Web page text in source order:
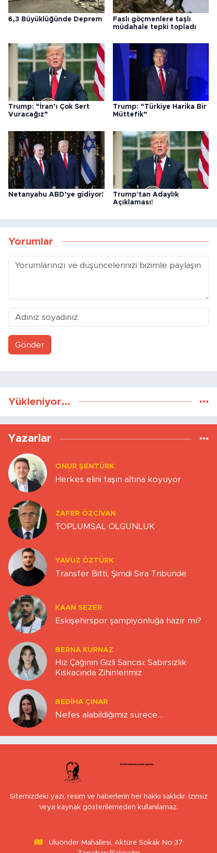
6,3 Büyüklüğünde Deprem
Faslı göçmenlere taşlı
müdahale tepki topladı
Trump: “İran’ı Çok Sert
Vuracağız”
Trump: “Türkiye Harika Bir
Müttefik”
Netanyahu ABD’ye gidiyor!
Trump'tan Adaylık
Açıklaması!
Yorumlar
Gönder
Yükleniyor...
Yazarlar
ONUR ŞENTÜRK
Herkes elini taşın altına koyuyor
ZAFER ÖZCIVAN
TOPLUMSAL OLGUNLUK
YAVUZ ÖZTÜRK
Transfer Bitti, Şimdi Sıra Tribünde
KAAN SEZER
Eskişehirspor şampiyonluğa hazır mı?
BERNA KURNAZ
Hız Çağının Gizli Sancısı: Sabırsızlık
Kıskacında Zihinlerimiz
BEDIHA ÇINAR
Nefes alabildiğimiz sürece…
Sitemizdeki yazı, resim ve haberlerin her hakkı saklıdır. İzinsiz
veya kaynak gösterilemeden kullanılamaz.
Uluönder Mahallesi, Aktüre Sokak No:37